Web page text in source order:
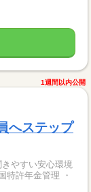
1週間以内公開
へステップ
やすい安心環境